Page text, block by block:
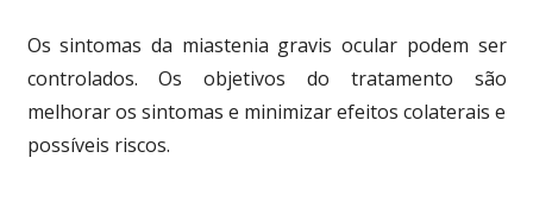
Os sintomas da miastenia gravis ocular podem ser
controlados. Os objetivos do tratamento são
melhorar os sintomas e minimizar efeitos colaterais e
possíveis riscos.